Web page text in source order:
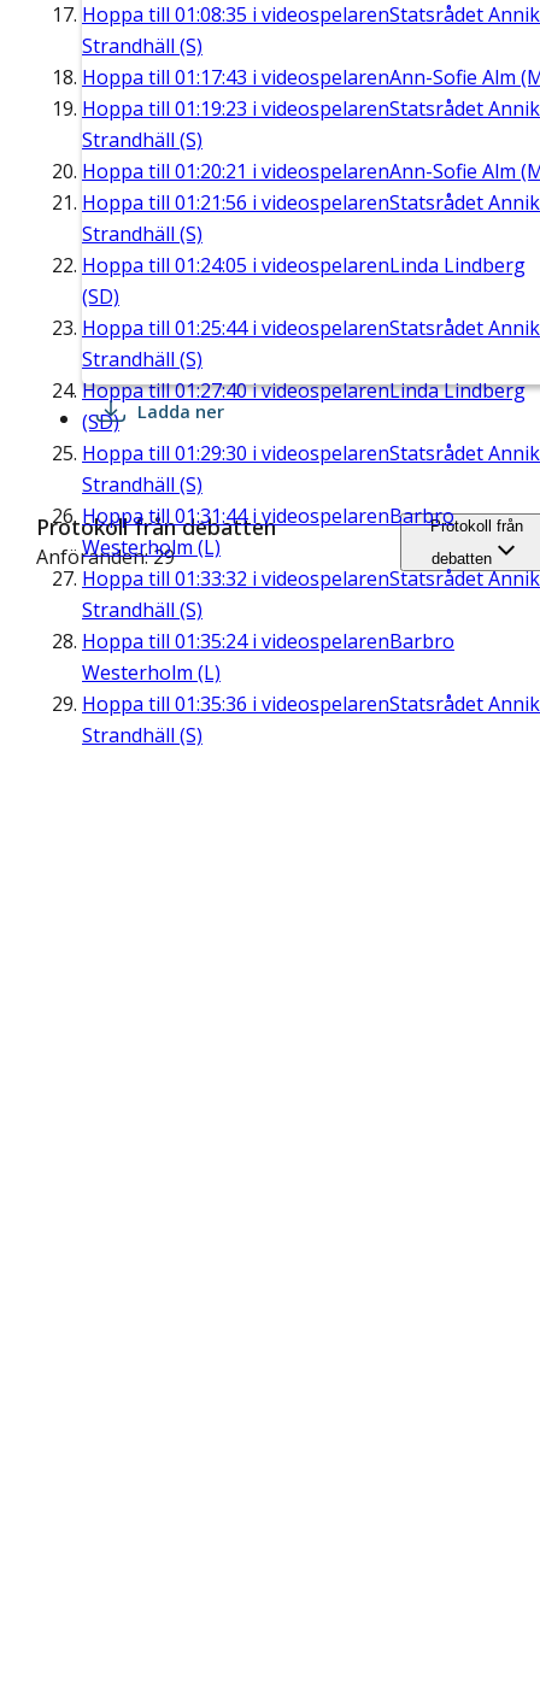
Hoppa till 01:08:35 i videospelarenStatsrådet
Strandhäll (S)
Hoppa till 01:17:43 i videospelarenAnn-Sofie Alm
Hoppa till 01:19:23 i videospelarenStatsrådet
Strandhäll (S)
Hoppa till 01:20:21 i videospelarenAnn-Sofie Alm
Hoppa till 01:21:56 i videospelarenStatsrådet
Strandhäll (S)
Hoppa till 01:24:05 i videospelarenLinda Lindberg
(SD)
Hoppa till 01:25:44i videospelarenStatsrådet
Strandhäll (S)
Hoppa till01:27:40i videospelarenLinda Lindberg
(SD)
Hoppa till 01:29:30 i videospelarenStatsrådet
Strandhäll (S)
Hoppa till 01:31:44i videospelarenBarbro
Westerholm (L)
Hoppa till 01:33:32 i videospelarenStatsrådet
Strandhäll (S)
Hoppa till 01:35:24i videospelarenBarbro
Westerholm (L)
Hoppa till 01:35:36 i videospelarenStatsrådet
Strandhäll (S)
Ladda ner
Protokoll från debatten
Anföranden: 29
Protokoll från
debatten